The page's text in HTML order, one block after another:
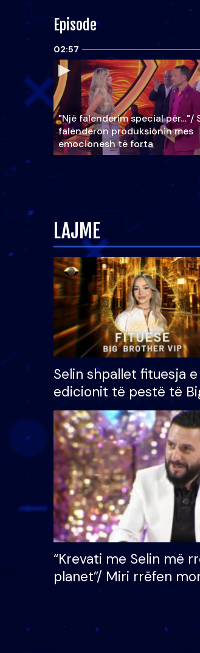
Episode
02:57
"Një falenderim special për…"/
falënderon produksionin mes
emocionesh të forta
LAJME
Selin shpallet fituesja e
edicionit të pestë të
Brother VIP, rrëmben
çmimin e madh prej
mijë eurosh
“Krevati me Selin më
planet”/ Miri rrëfen
bukura në shtëpinë e